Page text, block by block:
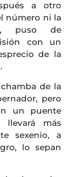
a otro
número ni la
puso de
con un
de la
de la
pero
un puente
más
sexenio, a
lo sepan